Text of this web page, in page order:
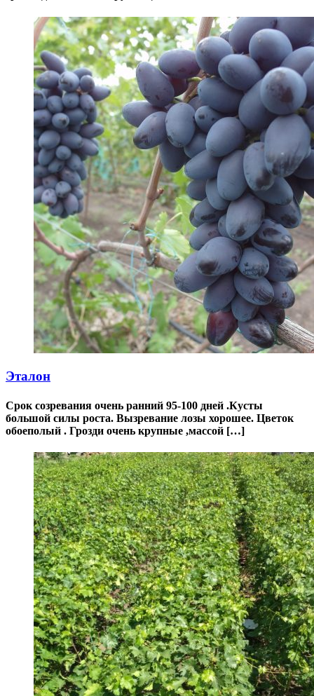
Эталон
Срок созревания очень ранний 95-100 дней .Кусты
большой силы роста. Вызревание лозы хорошее. Цветок
обоеполый . Грозди очень крупные ,массой […]